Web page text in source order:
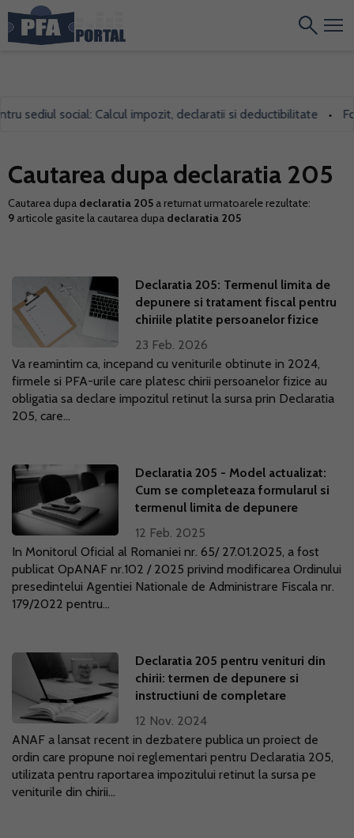
sediul social: Calcul impozit, declaratii si deductibilitate
Cautarea dupa declaratia 205
Cautarea dupa declaratia 205 a returnat urmatoarele rezultate:
9 articole gasite la cautarea dupa declaratia 205
Declaratia 205: Termenul limita de
depunere si tratament fiscal pentru
chiriile platite persoanelor fizice
23 Feb. 2026
Va reamintim ca, incepand cu veniturile obtinute in 2024,
firmele si PFA-urile care platesc chirii persoanelor fizice au
obligatia sa declare impozitul retinut la sursa prin Declaratia
205, care...
Declaratia 205 - Model actualizat:
Cum se completeaza formularul si
termenul limita de depunere
12 Feb. 2025
In Monitorul Oficial al Romaniei nr. 65/ 27.01.2025, a fost
publicat OpANAF nr.102 / 2025 privind modificarea Ordinului
presedintelui Agentiei Nationale de Administrare Fiscala nr.
179/2022 pentru...
Declaratia 205 pentru venituri din
chirii: termen de depunere si
instructiuni de completare
12 Nov. 2024
ANAF a lansat recent in dezbatere publica un proiect de
ordin care propune noi reglementari pentru Declaratia 205,
utilizata pentru raportarea impozitului retinut la sursa pe
veniturile din chirii...